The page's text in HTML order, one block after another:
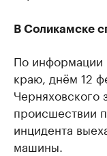
В Соликамске
По
краю, днём 12
Черняховского
происшествии
инцидента
машины.